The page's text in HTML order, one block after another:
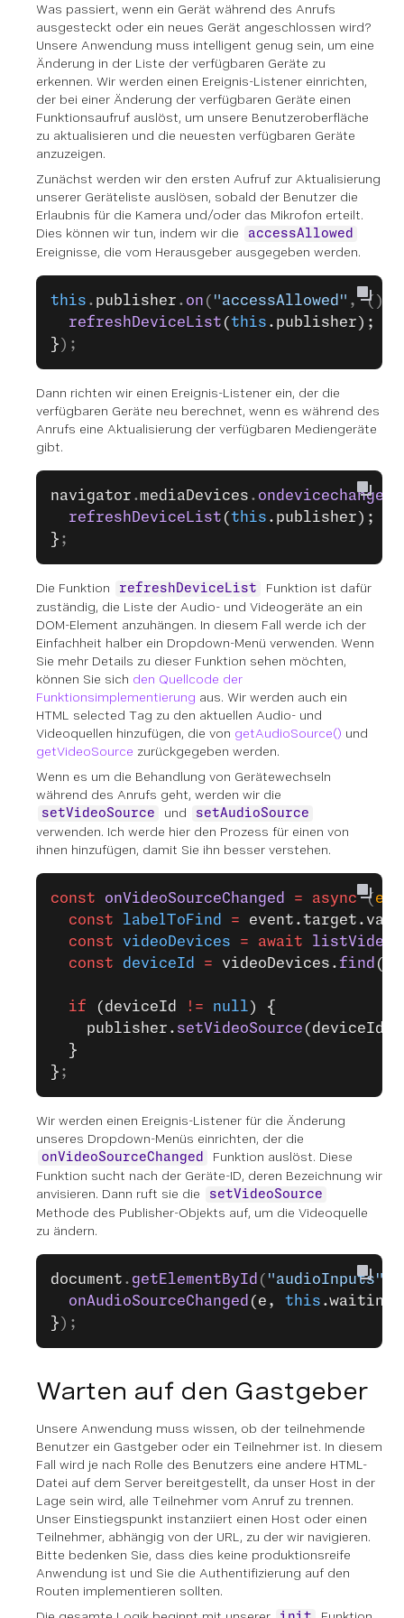
Was passiert, wenn ein Gerät während des Anrufs
ausgesteckt oder ein neues Gerät angeschlossen wird?
Unsere Anwendung muss intelligent genug sein, um eine
Änderung in der Liste der verfügbaren Geräte zu
erkennen. Wir werden einen Ereignis-Listener einrichten,
der bei einer Änderung der verfügbaren Geräte einen
Funktionsaufruf auslöst, um unsere Benutzeroberfläche
zu aktualisieren und die neuesten verfügbaren Geräte
anzuzeigen.
Zunächst werden wir den ersten Aufruf zur Aktualisierung
unserer Geräteliste auslösen, sobald der Benutzer die
Erlaubnis für die Kamera und/oder das Mikrofon erteilt.
Dies können wir tun, indem wir die
accessAllowed
Ereignisse, die vom Herausgeber ausgegeben werden.
this . publisher . on ( "accessAllowed" , ()
  refreshDeviceList
(this .publisher);
} );
Dann richten wir einen Ereignis-Listener ein, der die
verfügbaren Geräte neu berechnet, wenn es während des
Anrufs eine Aktualisierung der verfügbaren Mediengeräte
gibt.
navigator .mediaDevices . ondevicechange
  refreshDeviceList
(this .publisher);
} ;
Die Funktion refreshDeviceList
Funktion ist dafür
zuständig, die Liste der Audio- und Videogeräte an ein
DOM-Element anzuhängen. In diesem Fall werde ich der
Einfachheit halber ein Dropdown-Menü verwenden. Wenn
Sie mehr Details zu dieser Funktion sehen möchten,
können Sie sich den Quellcode der
Funktionsimplementierung aus. Wir werden auch ein
HTML selected Tag zu den aktuellen Audio- und
Videoquellen hinzufügen, die von getAudioSource() und
getVideoSource zurückgegeben werden.
Wenn es um die Behandlung von Gerätewechseln
während des Anrufs geht, werden wir die
setVideoSource und setAudioSource
verwenden. Ich werde hier den Prozess für einen von
ihnen hinzufügen, damit Sie ihn besser verstehen.
const onVideoSourceChanged = async (
  const
labelToFind =
  const
videoDevices = await
  const
deviceId = videoDevices.find ((
  if
(deviceId != null ) {
    publisher.
setVideoSource (deviceId);
  }
} ;
Wir werden einen Ereignis-Listener für die Änderung
unseres Dropdown-Menüs einrichten, der die
onVideoSourceChanged
Funktion auslöst. Diese
Funktion sucht nach der Geräte-ID, deren Bezeichnung wir
anvisieren. Dann ruft sie die
setVideoSource
Methode des Publisher-Objekts auf, um die Videoquelle
zu ändern.
document . getElementById ( "audioInputs"
  onAudioSourceChanged
(e, this
} );
Warten auf den Gastgeber
Unsere Anwendung muss wissen, ob der teilnehmende
Benutzer ein Gastgeber oder ein Teilnehmer ist. In diesem
Fall wird je nach Rolle des Benutzers eine andere HTML-
Datei auf dem Server bereitgestellt, da unser Host in der
Lage sein wird, alle Teilnehmer vom Anruf zu trennen.
Unser Einstiegspunkt instanziiert einen Host oder einen
Teilnehmer, abhängig von der URL, zu der wir navigieren.
Bitte bedenken Sie, dass dies keine produktionsreife
Anwendung ist und Sie die Authentifizierung auf den
Routen implementieren sollten.